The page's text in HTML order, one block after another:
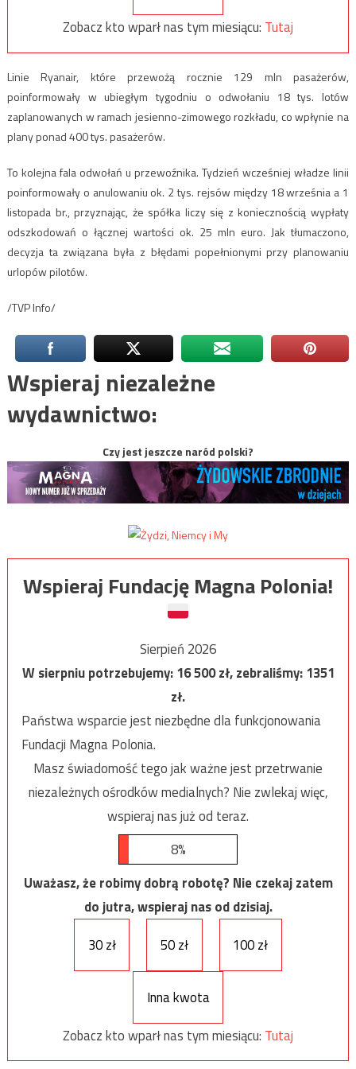
Zobacz kto wparł nas tym miesiącu: Tutaj
Linie Ryanair, które przewożą rocznie 129 mln pasażerów,
poinformowały w ubiegłym tygodniu o odwołaniu 18 tys. lotów
zaplanowanych w ramach jesienno-zimowego rozkładu, co wpłynie na
plany ponad 400 tys. pasażerów.
To kolejna fala odwołań u przewoźnika. Tydzień wcześniej władze linii
poinformowały o anulowaniu ok. 2 tys. rejsów między 18 września a 1
listopada br., przyznając, że spółka liczy się z koniecznością wypłaty
odszkodowań o łącznej wartości ok. 25 mln euro. Jak tłumaczono,
decyzja ta związana była z błędami popełnionymi przy planowaniu
urlopów pilotów.
/TVP Info/
Wspieraj niezależne
wydawnictwo:
Czy jest jeszcze naród polski?
Wspieraj Fundację Magna Polonia!
Sierpień 2026
W sierpniu potrzebujemy:16 500zł, zebraliśmy:1351
zł.
Państwa wsparcie jest niezbędne dla funkcjonowania
Fundacji Magna Polonia.
Masz świadomość tego jak ważne jest przetrwanie
niezależnych ośrodków medialnych? Nie zwlekaj więc,
wspieraj nas już od teraz.
8%
Uważasz, że robimy dobrą robotę? Nie czekaj zatem
do jutra, wspieraj nas od dzisiaj.
30 zł
50 zł 100 zł
Inna kwota
Zobacz kto wparł nas tym miesiącu: Tutaj